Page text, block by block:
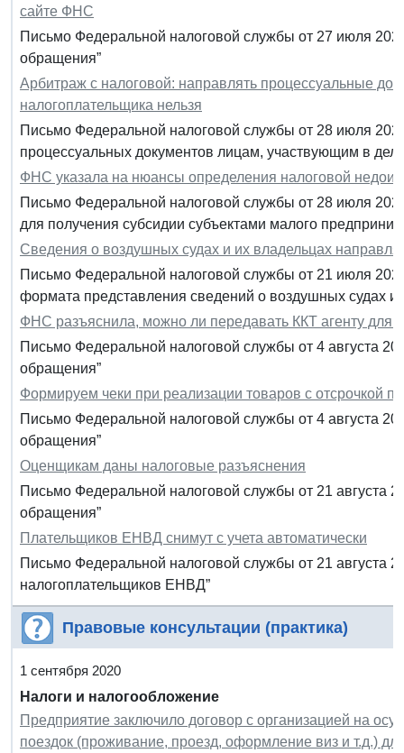
сайте ФНС
Письмо Федеральной налоговой службы от 27 июля
обращения”
Арбитраж с налоговой: направлять процессуальные
налогоплательщика нельзя
Письмо Федеральной налоговой службы от 28 июля
процессуальных документов лицам, участвующим в
ФНС указала на нюансы определения налоговой
Письмо Федеральной налоговой службы от 28 июля
для получения субсидии субъектами малого
Сведения о воздушных судах и их владельцах
Письмо Федеральной налоговой службы от 21 июля
формата представления сведений о воздушных судах и
ФНС разъяснила, можно ли передавать ККТ агенту для
Письмо Федеральной налоговой службы от 4 августа
обращения”
Формируем чеки при реализации товаров с отсрочкой
Письмо Федеральной налоговой службы от 4 августа
обращения”
Оценщикам даны налоговые разъяснения
Письмо Федеральной налоговой службы от 21 августа
обращения”
Плательщиков ЕНВД снимут с учета автоматически
Письмо Федеральной налоговой службы от 21 августа
налогоплательщиков ЕНВД”
Правовые консультации (практика)
1 сентября 2020
Налоги и налогообложение
Предприятие заключило договор с организацией на
поездок (проживание, проезд, оформление виз и т.д.)